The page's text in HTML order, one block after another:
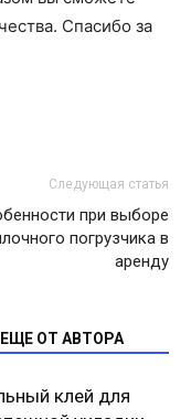
Спасибо за
Следующая статья
при выборе
погрузчика в
аренду
ЕЩЕ ОТ АВТОРА
клей для